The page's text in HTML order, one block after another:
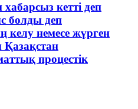
кетті деп
болды деп
келу немесе жүрген
Қазақстан
процестік